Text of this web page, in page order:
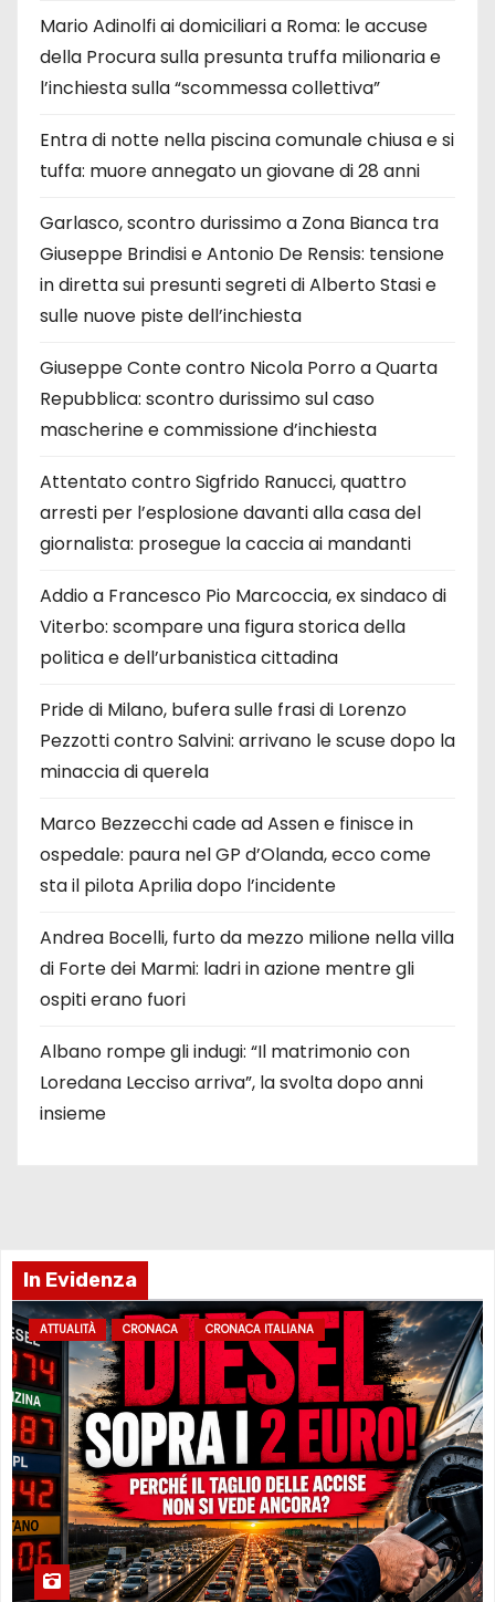
Mario Adinolfi ai domiciliari a Roma: le accuse
della Procura sulla presunta truffa milionaria e
l’inchiesta sulla “scommessa collettiva”
Entra di notte nella piscina comunale chiusa e si
tuffa: muore annegato un giovane di 28 anni
Garlasco, scontro durissimo a Zona Bianca tra
Giuseppe Brindisi e Antonio De Rensis: tensione
in diretta sui presunti segreti di Alberto Stasi e
sulle nuove piste dell’inchiesta
Giuseppe Conte contro Nicola Porro a Quarta
Repubblica: scontro durissimo sul caso
mascherine e commissione d’inchiesta
Attentato contro Sigfrido Ranucci, quattro
arresti per l’esplosione davanti alla casa del
giornalista: prosegue la caccia ai mandanti
Addio a Francesco Pio Marcoccia, ex sindaco di
Viterbo: scompare una figura storica della
politica e dell’urbanistica cittadina
Pride di Milano, bufera sulle frasi di Lorenzo
Pezzotti contro Salvini: arrivano le scuse dopo la
minaccia di querela
Marco Bezzecchi cade ad Assen e finisce in
ospedale: paura nel GP d’Olanda, ecco come
sta il pilota Aprilia dopo l’incidente
Andrea Bocelli, furto da mezzo milione nella villa
di Forte dei Marmi: ladri in azione mentre gli
ospiti erano fuori
Albano rompe gli indugi: “Il matrimonio con
Loredana Lecciso arriva”, la svolta dopo anni
insieme
In Evidenza
ATTUALITÀ CRONACA CRONACA ITALIANA